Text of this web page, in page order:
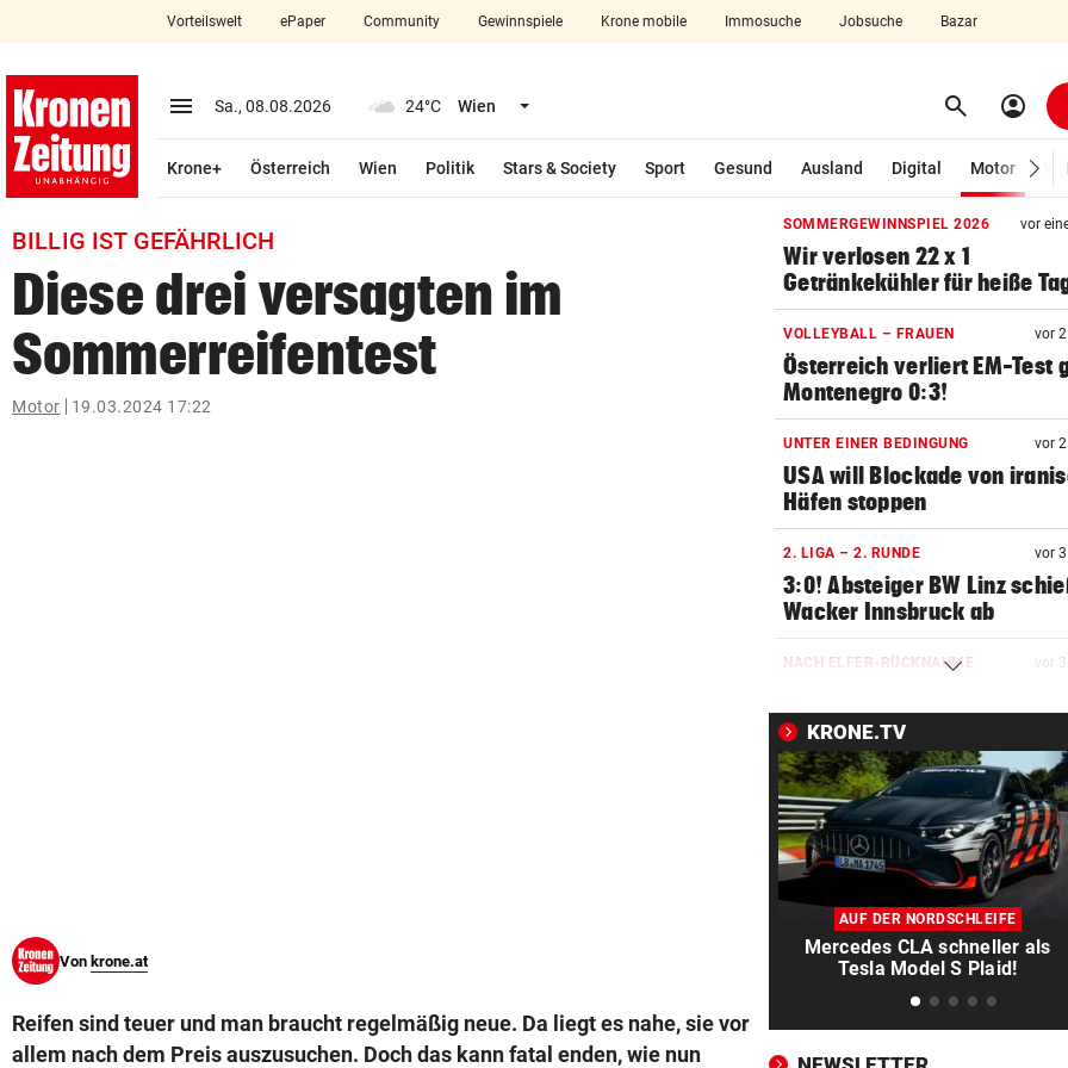
closeSchließen
account_circle Anmelden
arrow_right
pin_drop
bookmark
search
Suchbegriff
Vorteilswelt ePaper Community Gewinnspiele Krone mobile Immosuche Jobsuche Bazar
menu Menü aufklappen
Sa., 08.08.2026 24°C Wien Menü aufklappen search Suchen
account_circle
Krone+ Österreich Wien Politik Stars & Society Sport Gesund Ausland Digital Motor
BILLIG IST GEFÄHRLICH
Diese drei versagten im
Sommerreifentest
Motor 19.03.2024 17:22
Von krone.at
Reifen sind teuer und man braucht regelmäßig neue. Da liegt es nahe, sie vor
allem nach dem Preis auszusuchen. Doch das kann fatal enden, wie nun
SOMMERGEWINNSPIEL 2026 vor
Wir verlosen 22 x 1
Getränkekühler für heiße
VOLLEYBALL – FRAUEN vor
Österreich verliert EM-Test
Montenegro 0:3!
UNTER EINER BEDINGUNG vor
USA will Blockade von
Häfen stoppen
2. LIGA – 2. RUNDE vor
3:0! Absteiger BW Linz
Wacker Innsbruck ab
NACH ELFER-RÜCKNAHME vor
absoluter Skandal!“
WEGEN CEUTA-KRISE vor
Spanien kontert: Jetzt
Grenzkontrollen für Italien
SONNTAG NOCH IM KASTEN
Klubs aus Holland und
locken WAC-Goalie
Brasilien-Legende schockt
mit Mallet-Finger
KRONE.TV
AUF DER NORDSCHLEIFE
Mercedes CLA schneller als
Tesla Model S Plaid!